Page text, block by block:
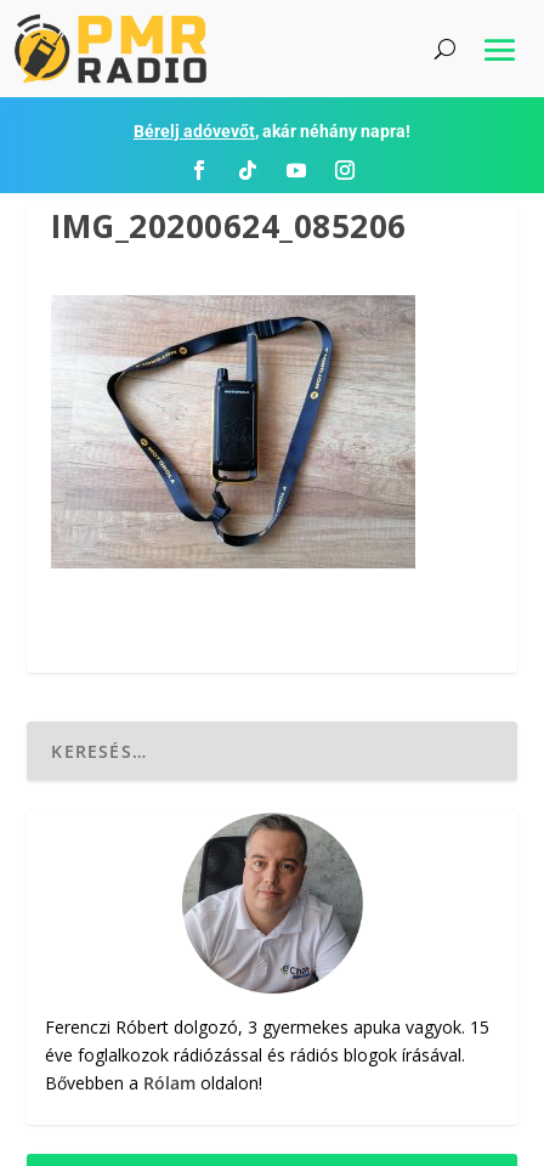
Bérelj adóvevőt, akár néhány napra!
IMG_20200624_085206
Ferenczi Róbert dolgozó, 3 gyermekes apuka vagyok. 15
éve foglalkozok rádiózással és rádiós blogok írásával.
Bővebben a Rólam oldalon!